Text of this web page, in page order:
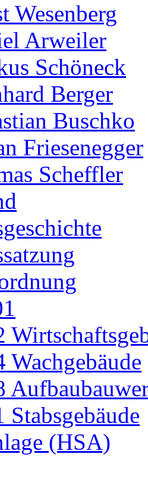
Wesenberg
Arweiler
Schöneck
Berger
Buschko
Friesenegger
Scheffler
Wachgebäude
Stabsgebäude
(HSA)